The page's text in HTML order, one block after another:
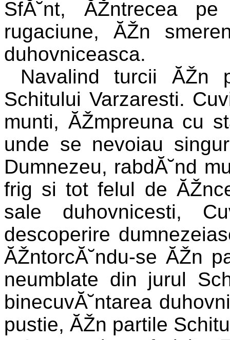
SfĂ˘nt, ĂŽntrecea
rugaciune, ĂŽn
duhovniceasca.
Navalind turcii ĂŽn
Schitului Varzaresti.
munti, ĂŽmpreuna cu
unde se nevoiau
Dumnezeu, rabdĂ˘nd
frig si tot felul de
sale duhovnicesti,
descoperire
ĂŽntorcĂ˘ndu-se ĂŽn
neumblate din jurul
binecuvĂ˘ntarea
pustie, ĂŽn partile